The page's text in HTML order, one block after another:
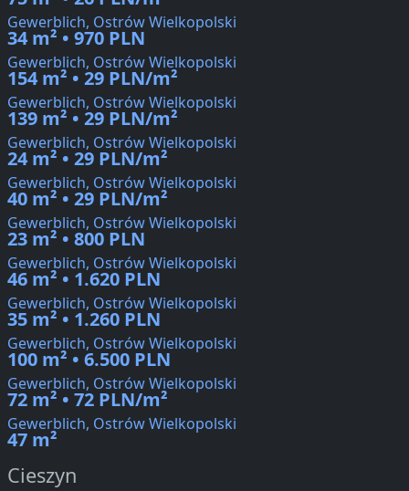
Gewerblich, Ostrów Wielkopolski
34 m² • 970 PLN
Gewerblich, Ostrów Wielkopolski
154 m² • 29 PLN/m²
Gewerblich, Ostrów Wielkopolski
139 m² • 29 PLN/m²
Gewerblich, Ostrów Wielkopolski
24 m² • 29 PLN/m²
Gewerblich, Ostrów Wielkopolski
40 m² • 29 PLN/m²
Gewerblich, Ostrów Wielkopolski
23 m² • 800 PLN
Gewerblich, Ostrów Wielkopolski
46 m² • 1.620 PLN
Gewerblich, Ostrów Wielkopolski
35 m² • 1.260 PLN
Gewerblich, Ostrów Wielkopolski
100 m² • 6.500 PLN
Gewerblich, Ostrów Wielkopolski
72 m² • 72 PLN/m²
Gewerblich, Ostrów Wielkopolski
47 m²
Cieszyn